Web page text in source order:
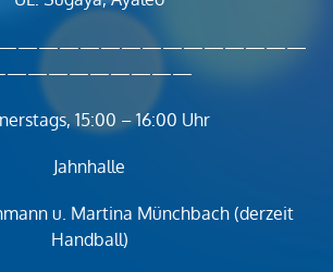
15:00 – 16:00 Uhr
Jahnhalle
u. Martina Münchbach (derzeit
Handball)